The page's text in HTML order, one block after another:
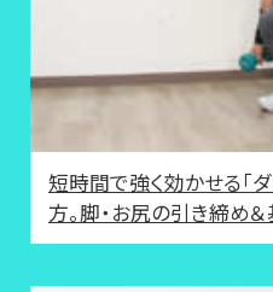
短時間で強く効かせる「
方。脚・お尻の引き締め